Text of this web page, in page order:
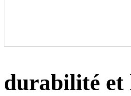
durabilité et